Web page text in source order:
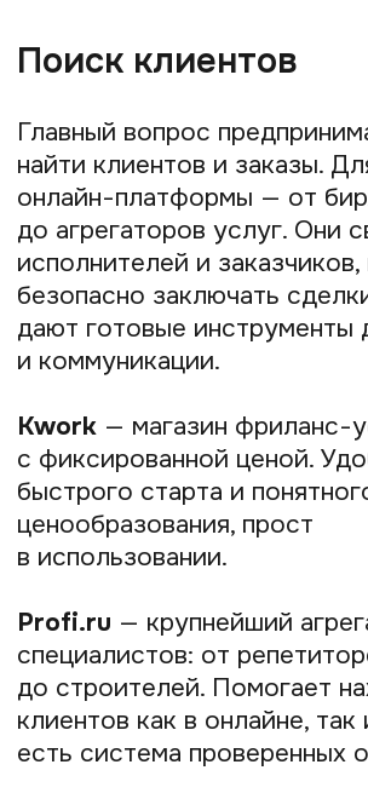
Fresha— международный сервис
Поддерживает интеграцию с соцсетями
и онлайн-оплату.
В 2025 году тренд — комбинировать
запись с автоматической оплатой
и напоминаниями, что повышает
посещаемость и снижает количество
отмен в последний момент.
Маркетинг и реклама
Чтобы привлекать клиентов напрямую,
самозанятому нужен маркетинг —
от соцсетей и рассылок до создания
сайта и креативного контента. Такие
сервисы помогают выстраивать личный
бренд, привлекать целевую аудиторию
и обеспечивать стабильный поток
VK Реклама
— единая платформа для
запуска рекламных кампаний
во ВКонтакте, Одноклассниках
и на проектах VK. Сильная сторона —
огромный охват русскоязычной
аудитории и гибкие настройки